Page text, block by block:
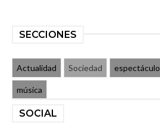
SECCIONES
Actualidad Sociedad espectáculo
música
SOCIAL